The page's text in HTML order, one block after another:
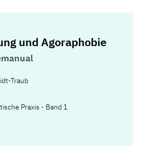
und Agoraphobie
Traub
Praxis - Band 1